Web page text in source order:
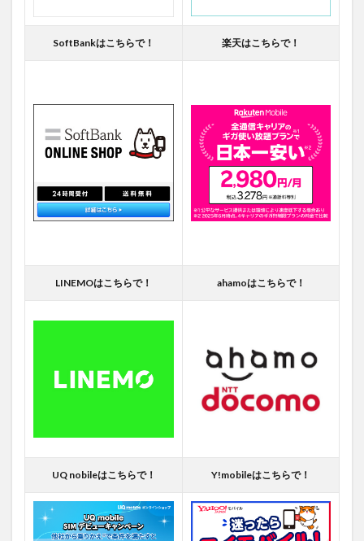
SoftBankはこちらで！ 楽天はこちらで！
LINEMOはこちらで！ ahamoはこちらで！
UQ nobileはこちらで！ Y!mobileはこちらで！